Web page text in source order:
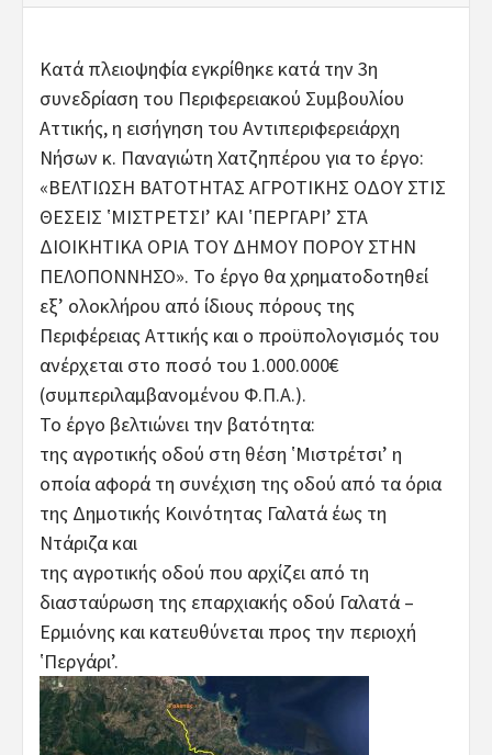
Κατά πλειοψηφία εγκρίθηκε κατά την 3η
συνεδρίαση του Περιφερειακού Συμβουλίου
Αττικής, η εισήγηση του Αντιπεριφερειάρχη
Νήσων κ. Παναγιώτη Χατζηπέρου για το έργο:
«ΒΕΛΤΙΩΣΗ ΒΑΤΟΤΗΤΑΣ ΑΓΡΟΤΙΚΗΣ ΟΔΟΥ ΣΤΙΣ
ΘΕΣΕΙΣ ʽΜΙΣΤΡΕΤΣΙʼ ΚΑΙ ʽΠΕΡΓΑΡΙʼ ΣΤΑ
ΔΙΟΙΚΗΤΙΚΑ ΟΡΙΑ ΤΟΥ ΔΗΜΟΥ ΠΟΡΟΥ ΣΤΗΝ
ΠΕΛΟΠΟΝΝΗΣΟ». Το έργο θα χρηματοδοτηθεί
εξ’ ολοκλήρου από ίδιους πόρους της
Περιφέρειας Αττικής και ο προϋπολογισμός του
ανέρχεται στο ποσό του 1.000.000€
(συμπεριλαμβανομένου Φ.Π.Α.).
Το έργο βελτιώνει την βατότητα:
της αγροτικής οδού στη θέση ʽΜιστρέτσιʼ η
οποία αφορά τη συνέχιση της οδού από τα όρια
της Δημοτικής Κοινότητας Γαλατά έως τη
Ντάριζα και
της αγροτικής οδού που αρχίζει από τη
διασταύρωση της επαρχιακής οδού Γαλατά –
Ερμιόνης και κατευθύνεται προς την περιοχή
ʽΠεργάριʼ.